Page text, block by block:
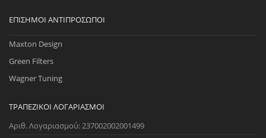
ΕΠΊΣΗΜΟΙ ΑΝΤΙΠΡΌΣΩΠΟΙ
Maxton Design
Green Filters
Wagner Tuning
ΤΡΑΠΕΖΙΚΟΊ ΛΟΓΑΡΙΑΣΜΟΊ
Αριθ. Λογαριασμού: 237002002001499